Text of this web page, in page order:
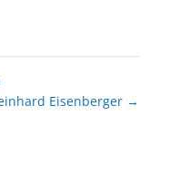
Eisenberger →